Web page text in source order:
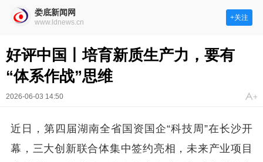
娄底新闻网
www.ldnews.cn
+关注
好评中国丨培育新质生产力，要有
“体系作战”思维
2026-06-03 14:50
近日，第四届湖南全省国资国企“科技周”在长沙开
幕，三大创新联合体集中签约亮相，未来产业项目